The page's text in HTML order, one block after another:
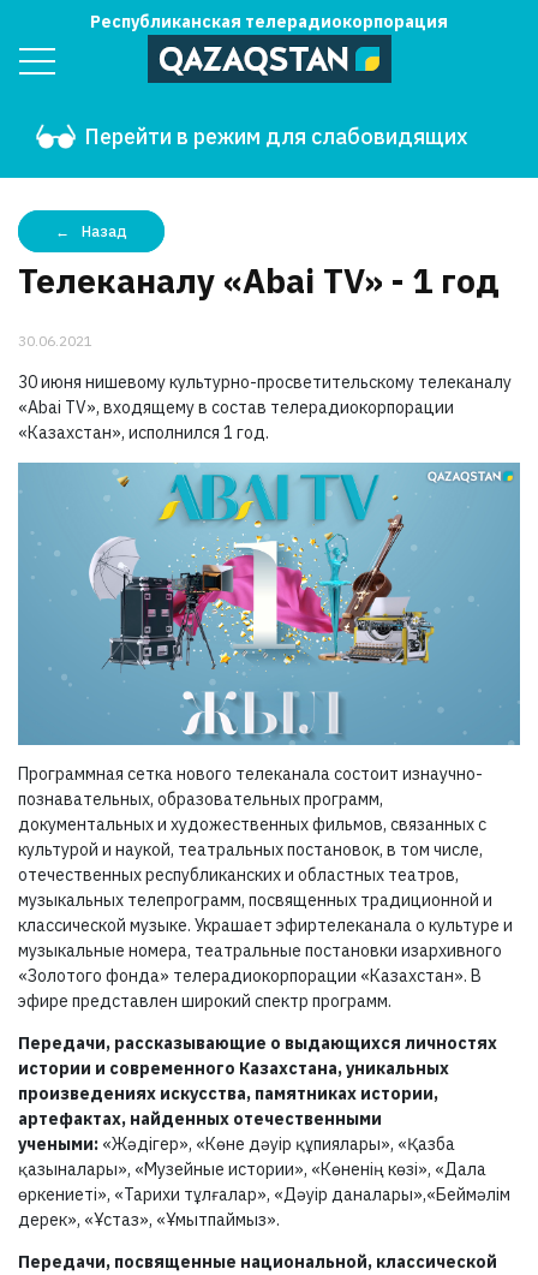
Республиканская телерадиокорпорация
Перейти в режим для слабовидящих
Назад
Телеканалу «Abai TV» - 1 год
30.06.2021
30 июня нишевому культурно-просветительскому телеканалу
«Abai TV», входящему в состав телерадиокорпорации
«Казахстан», исполнился 1 год.
Программная сетка нового телеканала состоит изнаучно-
познавательных, образовательных программ,
документальных и художественных фильмов, связанных с
культурой и наукой, театральных постановок, в том числе,
отечественных республиканских и областных театров,
музыкальных телепрограмм, посвященных традиционной и
классической музыке. Украшает эфиртелеканала о культуре и
музыкальные номера, театральные постановки изархивного
«Золотого фонда» телерадиокорпорации «Казахстан». В
эфире представлен широкий спектр программ.
Передачи, рассказывающие о выдающихся личностях
истории и современного Казахстана, уникальных
произведениях искусства, памятниках истории,
артефактах, найденных отечественными
учеными: «Жәдігер», «Көне дәуір құпиялары», «Қазба
қазыналары», «Музейные истории», «Көненің көзі», «Дала
өркениеті», «Тарихи тұлғалар», «Дәуір даналары»,«Беймәлім
дерек», «Ұстаз», «Ұмытпаймыз».
Передачи, посвященные национальной, классической